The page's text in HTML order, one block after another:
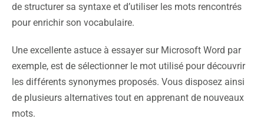
de structurer sa syntaxe et d’utiliser les mots rencontrés
pour enrichir son vocabulaire.
Une excellente astuce à essayer sur Microsoft Word par
exemple, est de sélectionner le mot utilisé pour découvrir
les différents synonymes proposés. Vous disposez ainsi
de plusieurs alternatives tout en apprenant de nouveaux
mots.